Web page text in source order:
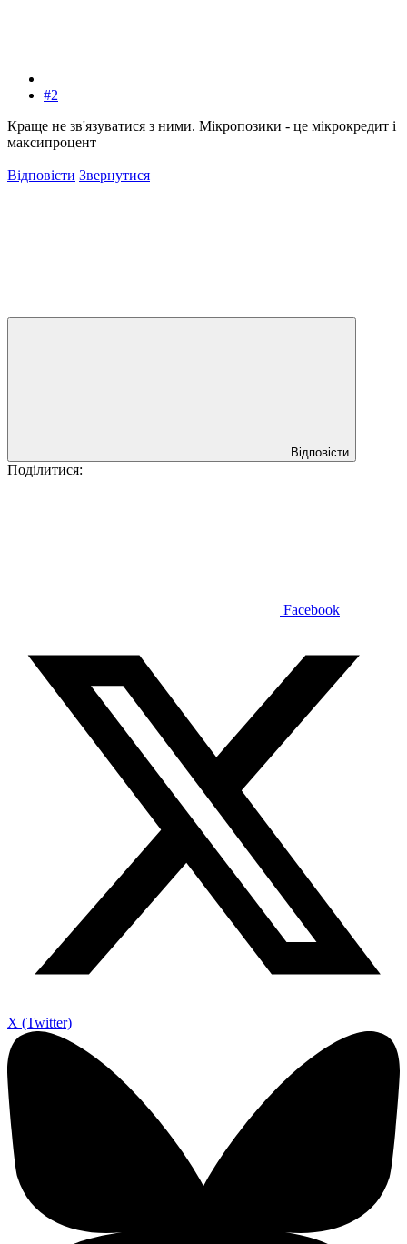
#2
Краще не зв'язуватися з ними. Мікропозики - це мікрокредит і
максипроцент
Відповісти Звернутися
Відповісти
Поділитися:
Facebook
X (Twitter)